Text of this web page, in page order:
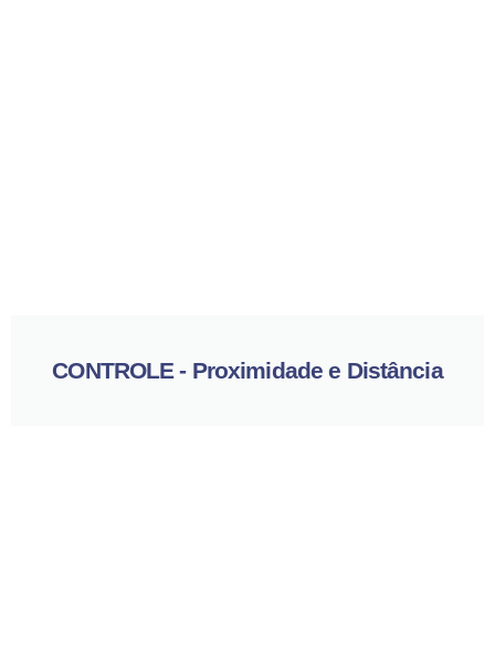
CONTROLE - Proximidade e Distância